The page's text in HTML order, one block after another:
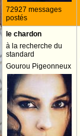
72927 messages
postés
le chardon
à la recherche du
standard
Gourou Pigeonneux